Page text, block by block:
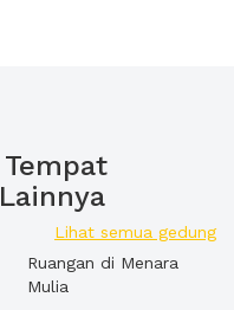
Lihat semua gedung
Ruangan di Menara
Mulia